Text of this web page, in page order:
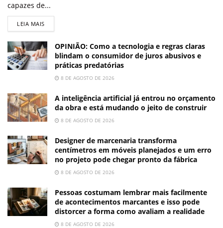
capazes de...
LEIA MAIS
OPINIÃO: Como a tecnologia e regras claras
blindam o consumidor de juros abusivos e
práticas predatórias
8 DE AGOSTO DE 2026
A inteligência artificial já entrou no orçamento
da obra e está mudando o jeito de construir
8 DE AGOSTO DE 2026
Designer de marcenaria transforma
centímetros em móveis planejados e um erro
no projeto pode chegar pronto da fábrica
8 DE AGOSTO DE 2026
Pessoas costumam lembrar mais facilmente
de acontecimentos marcantes e isso pode
distorcer a forma como avaliam a realidade
8 DE AGOSTO DE 2026